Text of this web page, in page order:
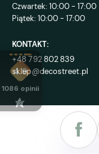
Czwartek: 10:00 - 17:00
Piątek: 10:00 - 17:00
KONTAKT:
+48 792 802 839
sklep@decostreet.pl
4.9
1086 opinii